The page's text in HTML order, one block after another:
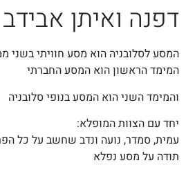
דפנה ואיתן אבידב
המסע לסלובניה הוא מסע חוויתי בשני
המימד הראשון הוא המסע החברתי
והמימד השני הוא המסע בנופי סלובניה
יחד עם הצוות המופלא:
עמית, סמדר, נועה ונדב שחשב על כל
תודה על מסע נפלא